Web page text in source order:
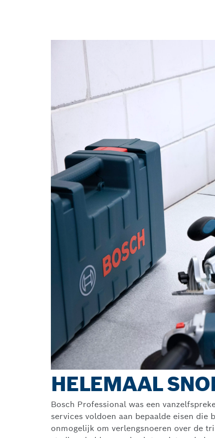
HELEMAAL
Bosch Professional was een
services voldoen aan bepaalde eisen
onmogelijk om verlengsnoeren over de